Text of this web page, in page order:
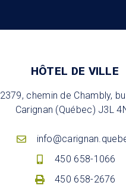
HÔTEL DE VILLE
2379, chemin de Chambly,
Carignan (Québec) J3L
450 658-1066
450 658-2676